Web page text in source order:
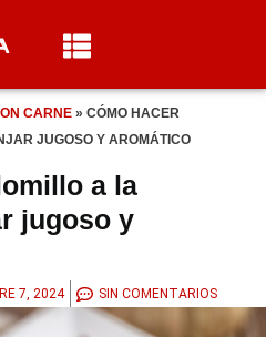
CARNE » CÓMO HACER
JUGOSO Y AROMÁTICO
a la
jugoso y
7, 2024 SIN COMENTARIOS